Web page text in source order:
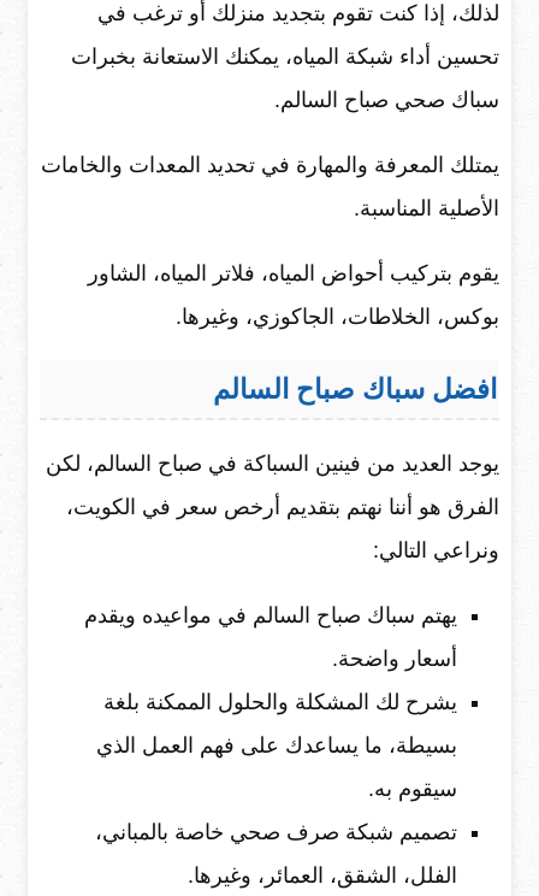
لذلك، إذا كنت تقوم بتجديد منزلك أو ترغب في
تحسين أداء شبكة المياه، يمكنك الاستعانة بخبرات
سباك صحي صباح السالم.
يمتلك المعرفة والمهارة في تحديد المعدات والخامات
الأصلية المناسبة.
يقوم بتركيب أحواض المياه، فلاتر المياه، الشاور
بوكس، الخلاطات، الجاكوزي، وغيرها.
افضل سباك صباح السالم
يوجد العديد من فينين السباكة في صباح السالم، لكن
الفرق هو أننا نهتم بتقديم أرخص سعر في الكويت،
ونراعي التالي:
يهتم سباك صباح السالم في مواعيده ويقدم
أسعار واضحة.
يشرح لك المشكلة والحلول الممكنة بلغة
بسيطة، ما يساعدك على فهم العمل الذي
سيقوم به.
تصميم شبكة صرف صحي خاصة بالمباني،
الفلل، الشقق، العمائر، وغيرها.